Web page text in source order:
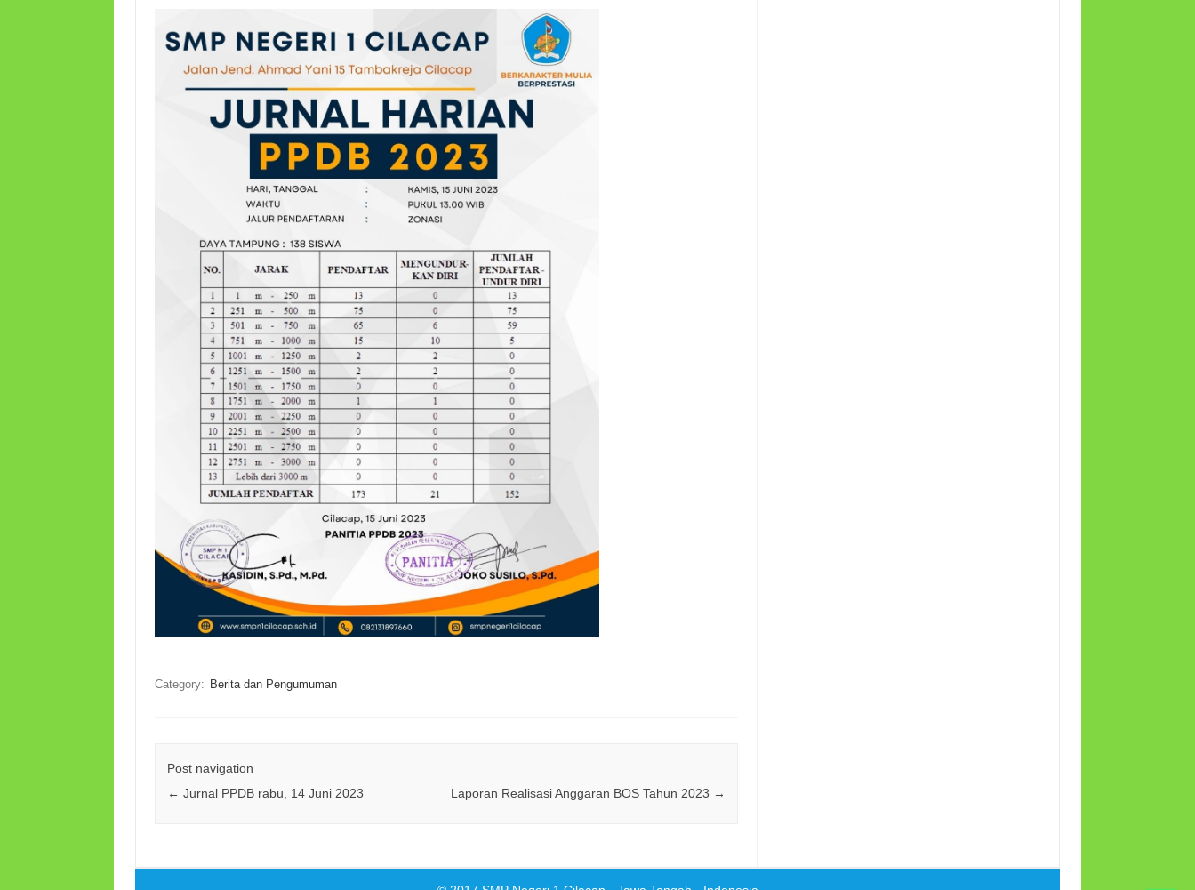
Category: Berita dan Pengumuman
Post navigation
← Jurnal PPDB rabu, 14 Juni 2023 Laporan Realisasi Anggaran BOS Tahun 2023 →